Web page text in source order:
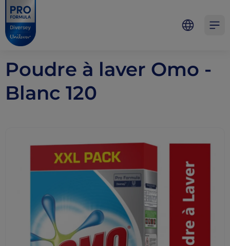
Skip to main content
Skip to navigation
Skip to footer
Pro Formula
Poudre à laver Omo -
Blanc 120